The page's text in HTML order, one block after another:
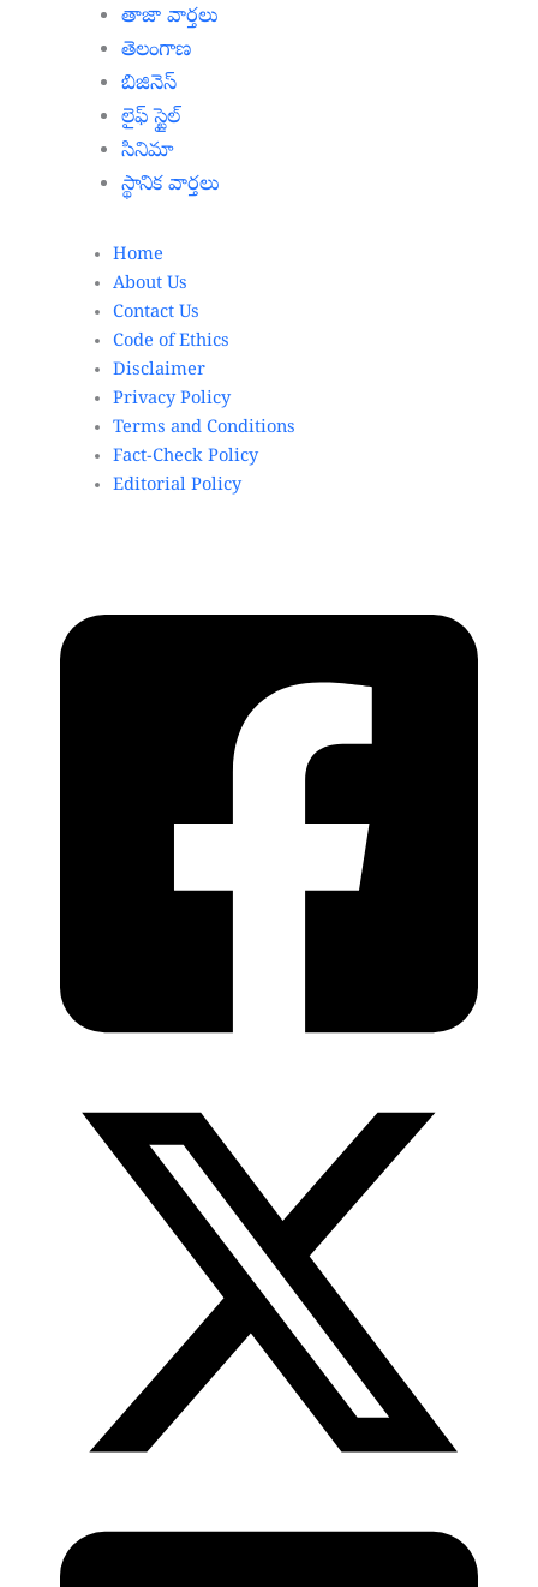
తాజా వార్తలు
తెలంగాణ
బిజినెస్
లైఫ్ స్టైల్
సినిమా
స్థానిక వార్తలు
Home
About Us
Contact Us
Code of Ethics
Disclaimer
Privacy Policy
Terms and Conditions
Fact-Check Policy
Editorial Policy